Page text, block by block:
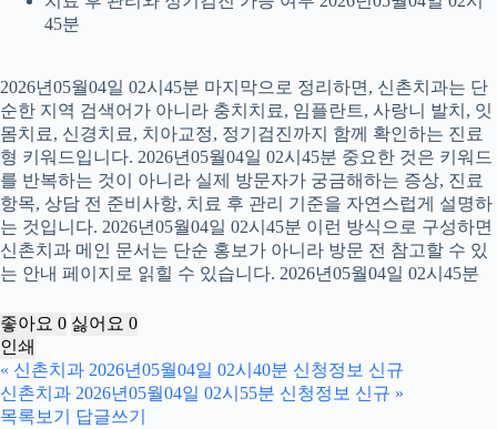
45분
2026년05월04일 02시45분 마지막으로 정리하면, 신촌치과는 단
순한 지역 검색어가 아니라 충치치료, 임플란트, 사랑니 발치, 잇
몸치료, 신경치료, 치아교정, 정기검진까지 함께 확인하는 진료
형 키워드입니다. 2026년05월04일 02시45분 중요한 것은 키워드
를 반복하는 것이 아니라 실제 방문자가 궁금해하는 증상, 진료
항목, 상담 전 준비사항, 치료 후 관리 기준을 자연스럽게 설명하
는 것입니다. 2026년05월04일 02시45분 이런 방식으로 구성하면
신촌치과 메인 문서는 단순 홍보가 아니라 방문 전 참고할 수 있
는 안내 페이지로 읽힐 수 있습니다. 2026년05월04일 02시45분
좋아요 0 싫어요 0
인쇄
« 신촌치과 2026년05월04일 02시40분 신청정보 신규
신촌치과 2026년05월04일 02시55분 신청정보 신규 »
목록보기
답글쓰기